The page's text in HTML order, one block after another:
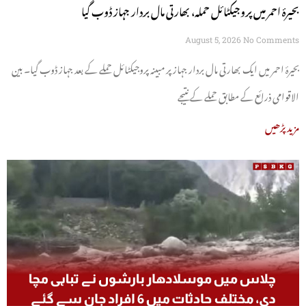
بحیرۂ احمر میں پروجیکٹائل حملہ، بھارتی مال بردار جہاز ڈوب گیا
August 5, 2026 No Comments
بحیرۂ احمر میں ایک بھارتی مال بردار جہاز پر مبینہ پروجیکٹائل حملے کے بعد جہاز ڈوب گیا۔ بین
الاقوامی ذرائع کے مطابق حملے کے نتیجے
مزید پڑھیں